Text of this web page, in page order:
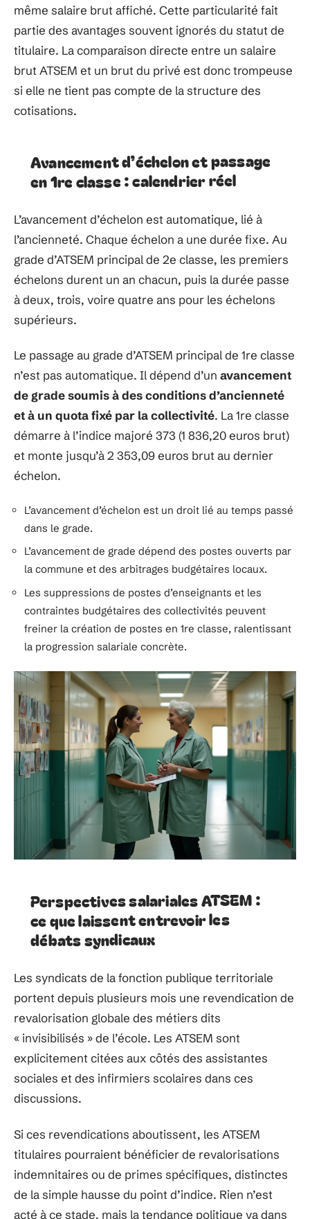
même salaire brut affiché. Cette particularité fait
partie des avantages souvent ignorés du statut de
titulaire. La comparaison directe entre un salaire
brut ATSEM et un brut du privé est donc trompeuse
si elle ne tient pas compte de la structure des
cotisations.
Avancement d’échelon et passage
en 1re classe : calendrier réel
L’avancement d’échelon est automatique, lié à
l’ancienneté. Chaque échelon a une durée fixe. Au
grade d’ATSEM principal de 2e classe, les premiers
échelons durent un an chacun, puis la durée passe
à deux, trois, voire quatre ans pour les échelons
supérieurs.
Le passage au grade d’ATSEM principal de 1re classe
n’est pas automatique. Il dépend d’un avancement
de grade soumis à des conditions d’ancienneté
et à un quota fixé par la collectivité. La 1re classe
démarre à l’indice majoré 373 (1 836,20 euros brut)
et monte jusqu’à 2 353,09 euros brut au dernier
échelon.
L’avancement d’échelon est un droit lié au temps passé
dans le grade.
L’avancement de grade dépend des postes ouverts par
la commune et des arbitrages budgétaires locaux.
Les suppressions de postes d’enseignants et les
contraintes budgétaires des collectivités peuvent
freiner la création de postes en 1re classe, ralentissant
la progression salariale concrète.
Perspectives salariales ATSEM :
ce que laissent entrevoir les
débats syndicaux
Les syndicats de la fonction publique territoriale
portent depuis plusieurs mois une revendication de
revalorisation globale des métiers dits
« invisibilisés » de l’école. Les ATSEM sont
explicitement citées aux côtés des assistantes
sociales et des infirmiers scolaires dans ces
discussions.
Si ces revendications aboutissent, les ATSEM
titulaires pourraient bénéficier de revalorisations
indemnitaires ou de primes spécifiques, distinctes
de la simple hausse du point d’indice. Rien n’est
acté à ce stade, mais la tendance politique va dans